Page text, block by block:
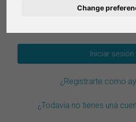
Change
¿Registrarte como
¿Todavía no tienes una
Deutsch
Italiano